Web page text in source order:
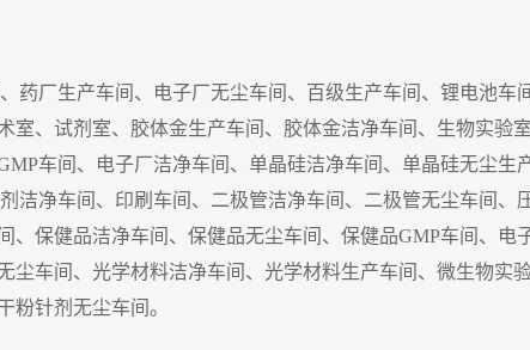
药厂生产车间、电子厂无尘车间、百级生产车间、锂电池车
、试剂室、胶体金生产车间、胶体金洁净车间、生物实验室
车间、电子厂洁净车间、单晶硅洁净车间、单晶硅无尘生
洁净车间、印刷车间、二极管洁净车间、二极管无尘车间、
、保健品洁净车间、保健品无尘车间、保健品GMP车间、电
车间、光学材料洁净车间、光学材料生产车间、微生物实
粉针剂无尘车间 。